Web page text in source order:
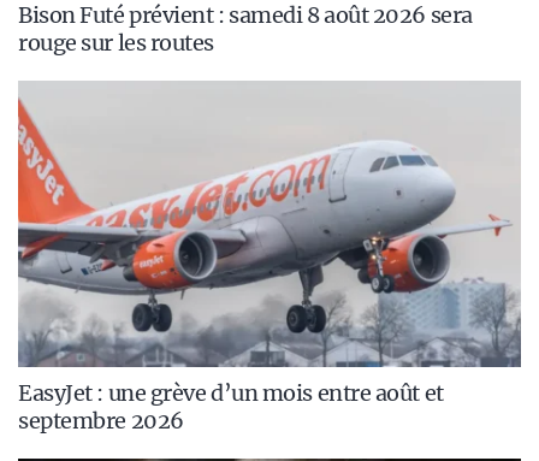
Bison Futé prévient : samedi 8 août 2026 sera
rouge sur les routes
EasyJet : une grève d’un mois entre août et
septembre 2026